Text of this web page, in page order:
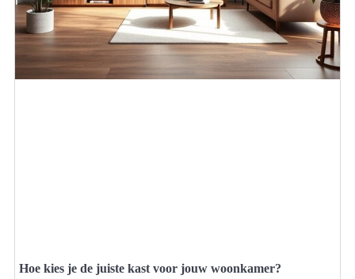
Hoe kies je de juiste kast voor jouw woonkamer?